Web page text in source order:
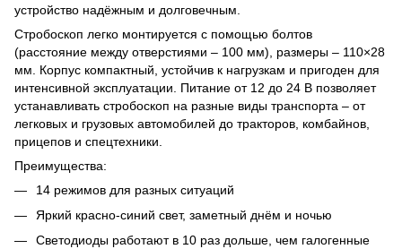
устройство надёжным и долговечным.
Стробоскоп легко монтируется с помощью болтов
(расстояние между отверстиями – 100 мм), размеры – 110×28
мм. Корпус компактный, устойчив к нагрузкам и пригоден для
интенсивной эксплуатации. Питание от 12 до 24 В позволяет
устанавливать стробоскоп на разные виды транспорта – от
легковых и грузовых автомобилей до тракторов, комбайнов,
прицепов и спецтехники.
Преимущества:
14 режимов для разных ситуаций
Яркий красно-синий свет, заметный днём и ночью
Светодиоды работают в 10 раз дольше, чем галогенные